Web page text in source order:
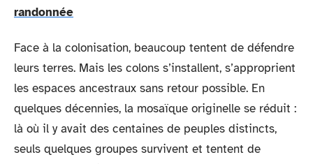
randonnée
Face à la colonisation, beaucoup tentent de défendre
leurs terres. Mais les colons s’installent, s’approprient
les espaces ancestraux sans retour possible. En
quelques décennies, la mosaïque originelle se réduit :
là où il y avait des centaines de peuples distincts,
seuls quelques groupes survivent et tentent de